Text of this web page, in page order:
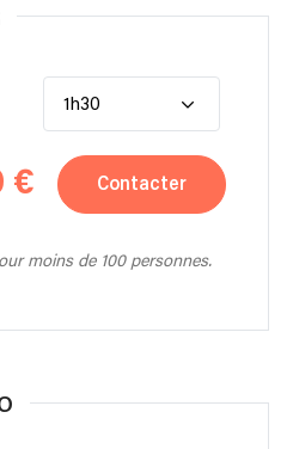
1h30
€ Contacter
moins de 100 personnes.